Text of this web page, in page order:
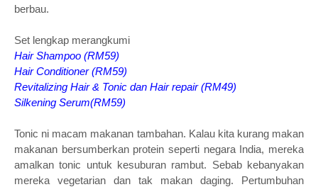
berbau.
Set lengkap merangkumi
Hair Shampoo (RM59)
Hair Conditioner (RM59)
Revitalizing Hair & Tonic dan Hair repair (RM49)
Silkening Serum(RM59)
Tonic ni macam makanan tambahan. Kalau kita kurang makan
makanan bersumberkan protein seperti negara India, mereka
amalkan tonic untuk kesuburan rambut. Sebab kebanyakan
mereka vegetarian dan tak makan daging. Pertumbuhan